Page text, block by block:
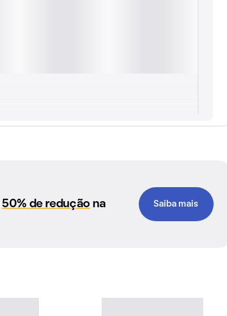
50% de reduçãona
Saiba mais